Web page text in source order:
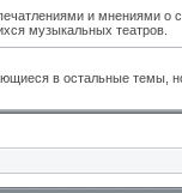
и мнениями о
музыкальных театров.
в остальные темы,